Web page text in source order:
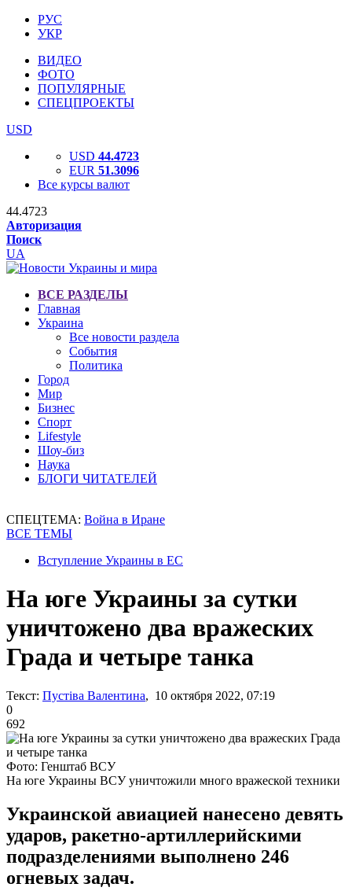
РУС
УКР
ВИДЕО
ФОТО
ПОПУЛЯРНЫЕ
СПЕЦПРОЕКТЫ
USD
USD 44.4723
EUR 51.3096
Все курсы валют
44.4723
Авторизация
Поиск
UA
ВСЕ РАЗДЕЛЫ
Главная
Украина
Все новости раздела
События
Политика
Город
Мир
Бизнес
Спорт
Lifestyle
Шоу-биз
Наука
БЛОГИ ЧИТАТЕЛЕЙ
СПЕЦТЕМА: Война в Иране
ВСЕ ТЕМЫ
Вступление Украины в ЕС
На юге Украины за сутки
уничтожено два вражеских
Града и четыре танка
Текст: Пустіва Валентина, 10 октября 2022, 07:19
0
692
Фото: Генштаб ВСУ
На юге Украины ВСУ уничтожили много вражеской техники
Украинской авиацией нанесено девять
ударов, ракетно-артиллерийскими
подразделениями выполнено 246
огневых задач.